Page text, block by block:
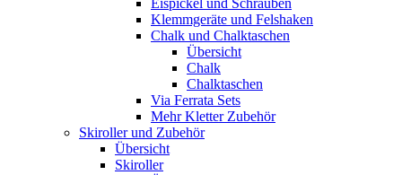
Eispickel und Schrauben
Klemmgeräte und Felshaken
Chalk und Chalktaschen
Übersicht
Chalk
Chalktaschen
Via Ferrata Sets
Mehr Kletter Zubehör
Skiroller und Zubehör
Übersicht
Skiroller